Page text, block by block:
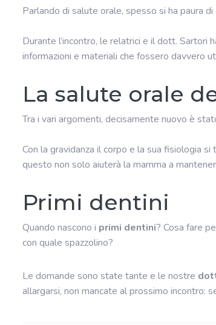
Parlando di salute orale, spesso si ha paura
Durante l’incontro, le relatrici e il dott. Sartori
informazioni e materiali che fossero davvero
La salute orale
Tra i vari argomenti, decisamente nuovo è
Con la gravidanza il corpo e la sua fisiologia
questo non solo aiuterà la mamma a
Primi dentini
Quando nascono i primi dentini? Cosa fare
con quale spazzolino?
Le domande sono state tante e le nostre
allargarsi, non mancate al prossimo incontro: